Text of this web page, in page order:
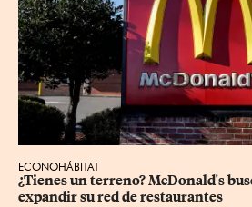
ECONOHÁBITAT
¿Tienes un terreno? McDonald's
expandir su red de restaurantes